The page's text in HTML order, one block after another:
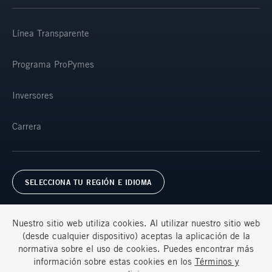
Línea Transparente
Programa ProPymes
Inversores
Carrera
SELECCIONA TU REGIÓN E IDIOMA
Términos y condiciones Preguntas frecuentes
Nuestro sitio web utiliza cookies. Al utilizar nuestro sitio web
(desde cualquier dispositivo) aceptas la aplicación de la
normativa sobre el uso de cookies. Puedes encontrar más
información sobre estas cookies en los Términos y